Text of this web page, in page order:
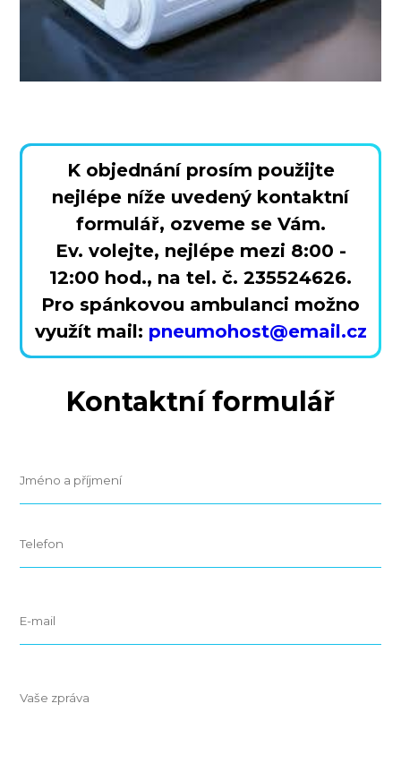
K objednání prosím použijte
nejlépe níže uvedený kontaktní
formulář, ozveme se Vám.
Ev. volejte, nejlépe mezi 8:00 -
12:00 hod., na tel. č. 235524626.
Pro spánkovou ambulanci možno
využít mail: pneumohost@email.cz
Kontaktní formulář